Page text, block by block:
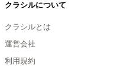
クラシルについて
クラシルとは
運営会社
利用規約